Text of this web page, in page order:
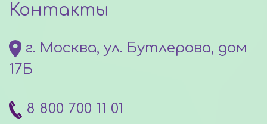
Контакты
г. Москва, ул. Бутлерова, дом
17Б
8 800 700 11 01